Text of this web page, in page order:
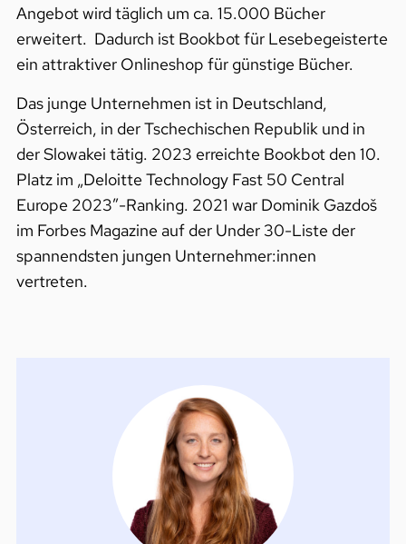
Angebot wird täglich um ca. 15.000 Bücher
erweitert. Dadurch ist Bookbot für Lesebegeisterte
ein attraktiver Onlineshop für günstige Bücher.
Das junge Unternehmen ist in Deutschland,
Österreich, in der Tschechischen Republik und in
der Slowakei tätig. 2023 erreichte Bookbot den 10.
Platz im „Deloitte Technology Fast 50 Central
Europe 2023″-Ranking. 2021 war Dominik Gazdoš
im Forbes Magazine auf der Under 30-Liste der
spannendsten jungen Unternehmer:innen
vertreten.